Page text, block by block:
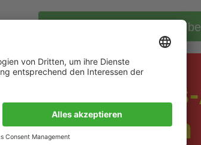
gratis Muster
anfordern